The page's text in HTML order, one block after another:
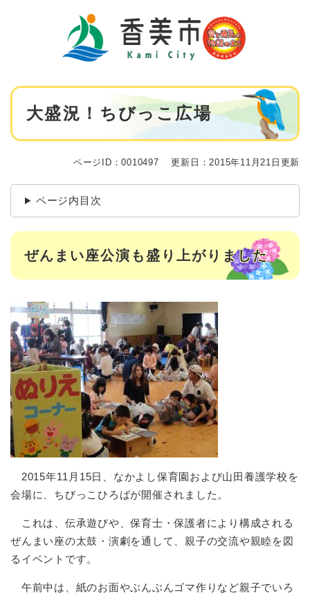
本
大盛況！ちびっこ広場
ページID：0010497 更新日：2015年11月21日更新
ページ内目次
ぜんまい座公演も盛り上がりました
2015年11月15日、なかよし保育園および山田養護学校を
会場に、ちびっこひろばが開催されました。
これは、伝承遊びや、保育士・保護者により構成される
ぜんまい座の太鼓・演劇を通して、親子の交流や親睦を図
るイベントです。
午前中は、紙のお面やぶんぶんゴマ作りなど親子でいろ